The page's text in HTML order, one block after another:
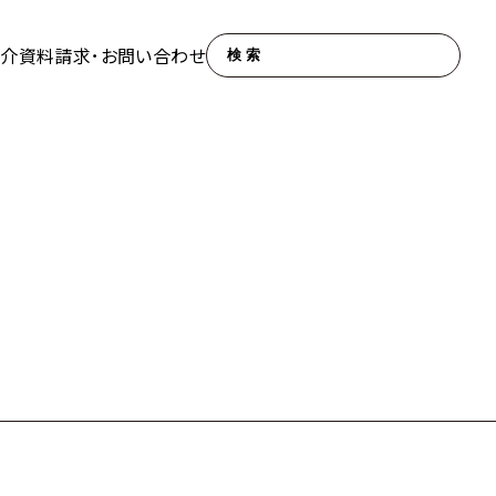
資料請求･お問い合わせ 検索